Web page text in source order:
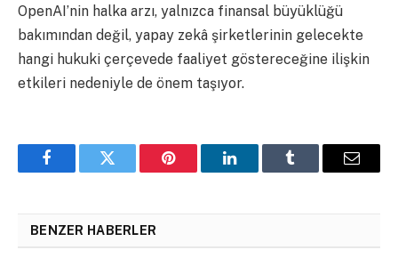
OpenAI’nin halka arzı, yalnızca finansal büyüklüğü
bakımından değil, yapay zekâ şirketlerinin gelecekte
hangi hukuki çerçevede faaliyet göstereceğine ilişkin
etkileri nedeniyle de önem taşıyor.
FacebookTwitter Pinterest LinkedInTumblr Email
BENZER HABERLER